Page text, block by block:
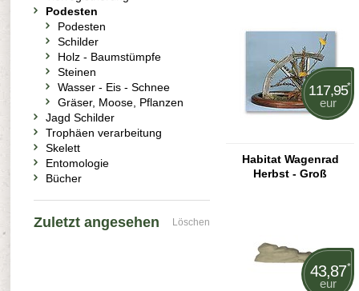
117,95*
eur
Habitat Wagenrad
Herbst - Groß
43,87*
eur
Podesten
Podesten
Schilder
Holz - Baumstümpfe
Steinen
Wasser - Eis - Schnee
Gräser, Moose, Pflanzen
Jagd Schilder
Trophäen verarbeitung
Skelett
Entomologie
Bücher
Zuletzt angesehen Löschen